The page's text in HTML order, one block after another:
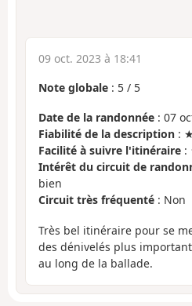
09 oct. 2023 à 18:41
Note globale : 5 / 5
Date de la randonnée : 07
Fiabilité de la description :
Facilité à suivre l'itinéraire :
Intérêt du circuit de
bien
Circuit très fréquenté : Non
Très bel itinéraire pour se
des dénivelés plus
au long de la ballade.